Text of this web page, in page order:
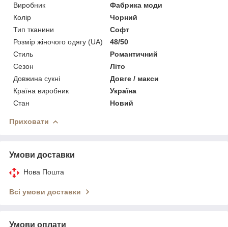
Виробник
Фабрика моди
Колір
Чорний
Тип тканини
Софт
Розмір жіночого одягу (UA)
48/50
Стиль
Романтичний
Сезон
Літо
Довжина сукні
Довге / макси
Країна виробник
Україна
Стан
Новий
Приховати
Умови доставки
Нова Пошта
Всі умови доставки
Умови оплати